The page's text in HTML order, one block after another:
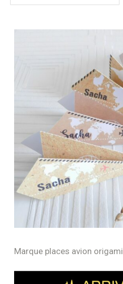
Marque places avion origami